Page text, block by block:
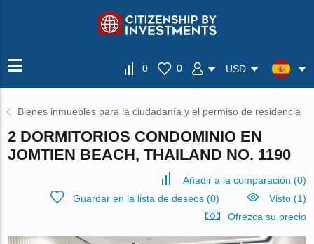
0 0 USD
Bienes inmuebles para la ciudadanía y el permiso de residencia
2 DORMITORIOS CONDOMINIO EN
JOMTIEN BEACH, THAILAND NO. 1190
Añadir a la comparación (0)
Guardar en la lista de deseos(0)
Visto (1)
Ofrezca su precio